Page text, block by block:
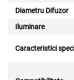
Diametru Difuzor
Iluminare
Caracteristici